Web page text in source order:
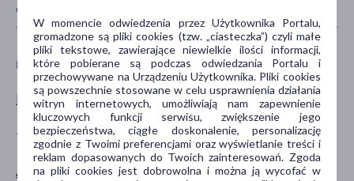
CECHY PRODUKTU
PŁEĆ
Kobieta
WIEK
dla dorosłych
TYP PRODUKTU
Akcesoria
DZIAŁANIE/WŁAŚCIWOŚCI
stymulujące
W momencie odwiedzenia przez Użytkownika Portalu,
gromadzone są pliki cookies (tzw. „ciasteczka”) czyli małe
pliki tekstowe, zawierające niewielkie ilości informacji,
które pobierane są podczas odwiedzania Portalu i
przechowywane na Urządzeniu Użytkownika. Pliki cookies
są powszechnie stosowane w celu usprawnienia działania
witryn internetowych, umożliwiają nam zapewnienie
kluczowych funkcji serwisu, zwiększenie jego
bezpieczeństwa, ciągłe doskonalenie, personalizację
zgodnie z Twoimi preferencjami oraz wyświetlanie treści i
reklam dopasowanych do Twoich zainteresowań. Zgoda
na pliki cookies jest dobrowolna i można ją wycofać w